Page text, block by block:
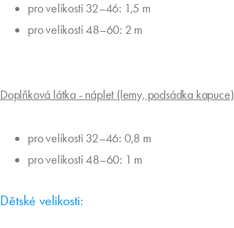
pro velikosti 32–46: 1,5 m
pro velikosti 48–60: 2 m
Doplňková látka - náplet (lemy, podsádka kapuce)
pro velikosti 32–46: 0,8 m
pro velikosti 48–60: 1 m
Dětské velikosti: